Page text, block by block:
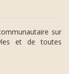
sur
et de toutes